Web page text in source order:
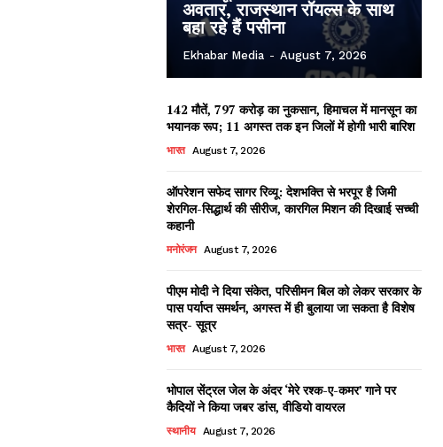
अवतार, राजस्थान रॉयल्स के साथ
बहा रहे हैं पसीना
Ekhabar Media - August 7, 2026
142 मौतें, 797 करोड़ का नुकसान, हिमाचल में मानसून का
भयानक रूप; 11 अगस्त तक इन जिलों में होगी भारी बारिश
भारत August 7, 2026
ऑपरेशन सफेद सागर रिव्यू: देशभक्ति से भरपूर है जिमी
शेरगिल-सिद्धार्थ की सीरीज, कारगिल मिशन की दिखाई सच्ची
कहानी
मनोरंजन August 7, 2026
पीएम मोदी ने दिया संकेत, परिसीमन बिल को लेकर सरकार के
पास पर्याप्त समर्थन, अगस्त में ही बुलाया जा सकता है विशेष
सत्र- सूत्र
भारत August 7, 2026
भोपाल सेंट्रल जेल के अंदर ‘मेरे रश्क-ए-कमर’ गाने पर
कैदियों ने किया जबर डांस, वीडियो वायरल
स्थानीय August 7, 2026